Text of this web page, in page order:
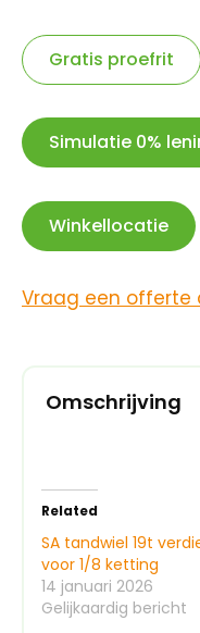
ketting
aantalGratis proefrit
Simulatie 0%
Winkellocatie
Vraag een offerte
Omschrijving
Related
SA tandwiel 19t
voor 1/8 ketting
14 januari 2026
Gelijkaardig bericht